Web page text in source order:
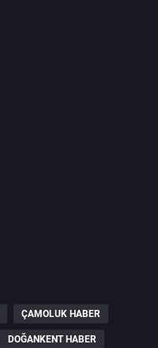
ÇAMOLUK HABER
DOĞANKENT HABER